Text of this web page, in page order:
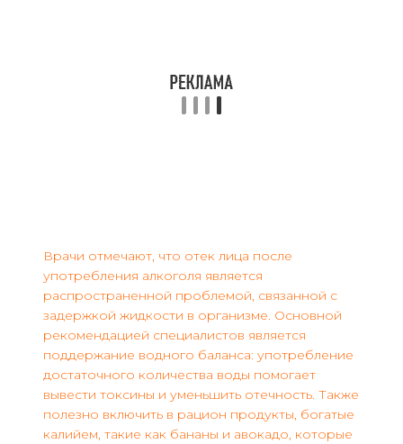
Врачи отмечают, что отек лица после
употребления алкоголя является
распространенной проблемой, связанной с
задержкой жидкости в организме. Основной
рекомендацией специалистов является
поддержание водного баланса: употребление
достаточного количества воды помогает
вывести токсины и уменьшить отечность. Также
полезно включить в рацион продукты, богатые
калийем, такие как бананы и авокадо, которые